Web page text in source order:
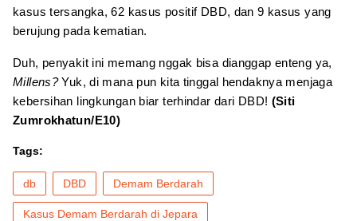
kasus tersangka, 62 kasus positif DBD, dan 9 kasus yang
berujung pada kematian.
Duh, penyakit ini memang nggak bisa dianggap enteng ya,
Millens?Yuk, di mana pun kita tinggal hendaknya menjaga
kebersihan lingkungan biar terhindar dari DBD! (Siti
Zumrokhatun/E10)
Tags:
db DBD Demam Berdarah
Kasus Demam Berdarah di Jepara